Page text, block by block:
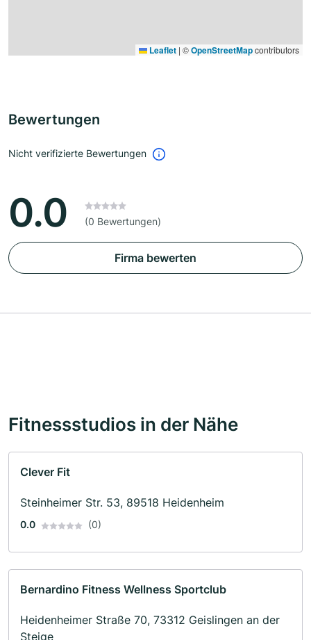
Leaflet | ©OpenStreetMapcontributors
Bewertungen
Nicht verifizierte Bewertungen
0.0 (0 Bewertungen)
Firma bewerten
Fitnessstudios in der Nähe
Clever Fit
Steinheimer Str. 53, 89518 Heidenheim
0.0 (0)
Bernardino Fitness Wellness Sportclub
Heidenheimer Straße 70, 73312 Geislingen an der
Steige